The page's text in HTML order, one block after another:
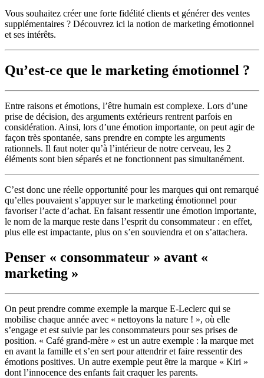
Vous souhaitez créer une forte fidélité clients et générer des ventes
supplémentaires ? Découvrez ici la notion de marketing émotionnel
et ses intérêts.
Qu’est-ce que le marketing émotionnel ?
Entre raisons et émotions, l’être humain est complexe. Lors d’une
prise de décision, des arguments extérieurs rentrent parfois en
considération. Ainsi, lors d’une émotion importante, on peut agir de
façon très spontanée, sans prendre en compte les arguments
rationnels. Il faut noter qu’à l’intérieur de notre cerveau, les 2
éléments sont bien séparés et ne fonctionnent pas simultanément.
C’est donc une réelle opportunité pour les marques qui ont remarqué
qu’elles pouvaient s’appuyer sur le marketing émotionnel pour
favoriser l’acte d’achat. En faisant ressentir une émotion importante,
le nom de la marque reste dans l’esprit du consommateur : en effet,
plus elle est impactante, plus on s’en souviendra et on s’attachera.
Penser « consommateur » avant «
marketing »
On peut prendre comme exemple la marque E-Leclerc qui se
mobilise chaque année avec « nettoyons la nature ! », où elle
s’engage et est suivie par les consommateurs pour ses prises de
position. « Café grand-mère » est un autre exemple : la marque met
en avant la famille et s’en sert pour attendrir et faire ressentir des
émotions positives. Un autre exemple peut être la marque « Kiri »
dont l’innocence des enfants fait craquer les parents.